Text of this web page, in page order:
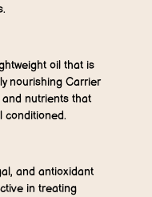
oil that is
nourishing Carrier
nutrients that
conditioned.
and antioxidant
in treating